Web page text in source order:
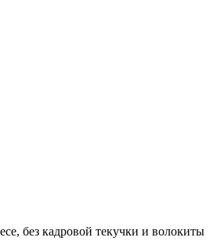
без кадровой текучки и волокиты